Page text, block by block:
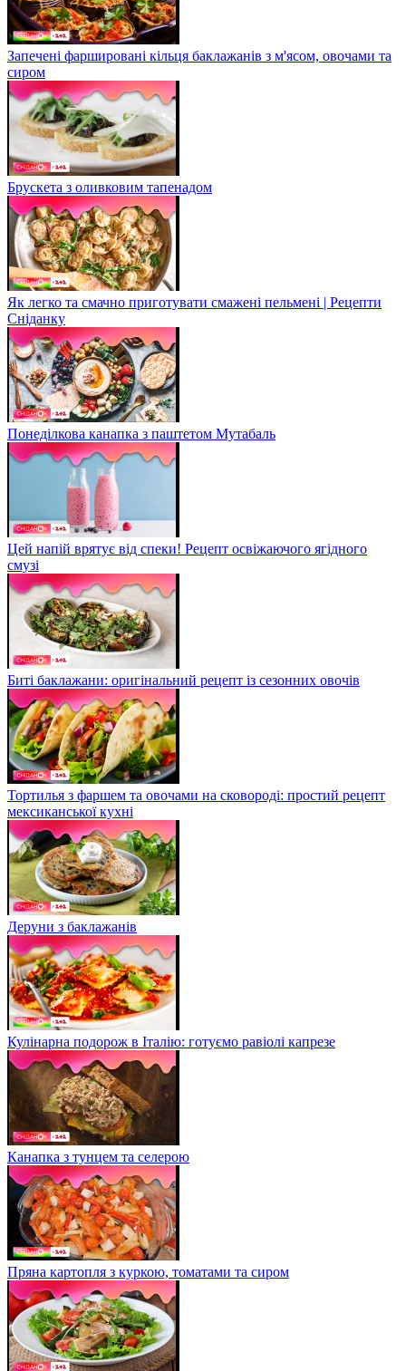
Запечені фаршировані кільця баклажанів з м'ясом, овочами та
сиром
Брускета з оливковим тапенадом
Як легко та смачно приготувати смажені пельмені | Рецепти
Сніданку
Понеділкова канапка з паштетом Мутабаль
Цей напій врятує від спеки! Рецепт освіжаючого ягідного
смузі
Биті баклажани: оригінальний рецепт із сезонних овочів
Тортилья з фаршем та овочами на сковороді: простий рецепт
мексиканської кухні
Деруни з баклажанів
Кулінарна подорож в Італію: готуємо равіолі капрезе
Канапка з тунцем та селерою
Пряна картопля з куркою, томатами та сиром